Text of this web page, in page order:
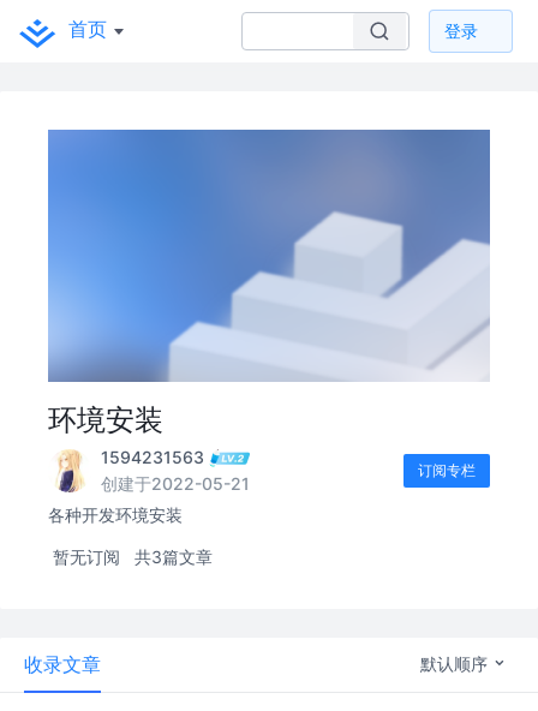
首页 登录
环境安装
1594231563
创建于2022-05-21
订阅专栏
各种开发环境安装
暂无订阅 共3篇文章
收录文章 默认顺序